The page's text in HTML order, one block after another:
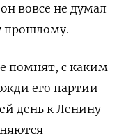
вовсе не думал
прошлому.
помнят, с каким
его партии
день к Ленину